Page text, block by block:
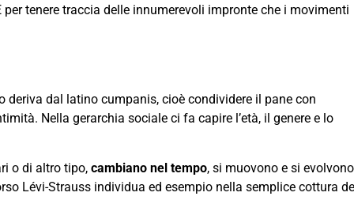
tenere traccia delle innumerevoli impronte che i movimenti
dal latino cumpanis, cioè condividere il pane con
Nella gerarchia sociale ci fa capire l’età, il genere e lo
o di altro tipo, cambiano nel tempo, si muovono e si
Lévi-Strauss individua ed esempio nella semplice cottura